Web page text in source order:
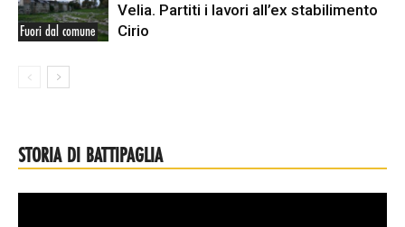
Fuori dal comune
Velia. Partiti i lavori all’ex stabilimento
Cirio
STORIA DI BATTIPAGLIA